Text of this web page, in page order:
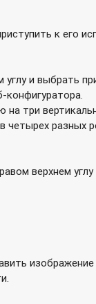
к его
и выбрать
на три
четырех разных
верхнем